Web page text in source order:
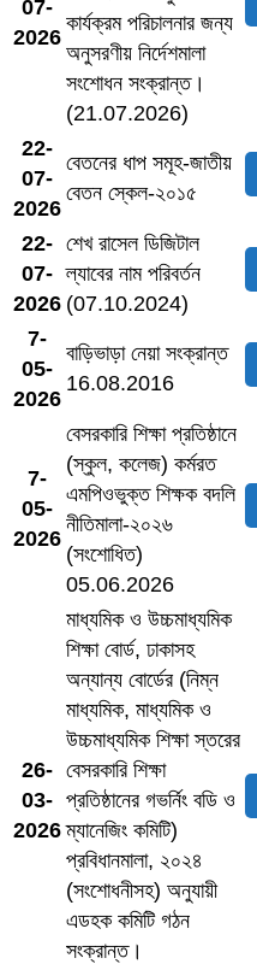
07-
2026
কার্যক্রম পরিচালনার জন্য
অনুসরণীয় নির্দেশমালা
সংশোধন সংক্রান্ত।
(21.07.2026)
22-
07-
2026
বেতনের ধাপ সমূহ-জাতীয়
বেতন স্কেল-২০১৫
22-
07-
2026
শেখ রাসেল ডিজিটাল
ল্যাবের নাম পরিবর্তন
(07.10.2024)
7-
05-
2026
বাড়িভাড়া নেয়া সংক্রান্ত
16.08.2016
7-
05-
2026
বেসরকারি শিক্ষা প্রতিষ্ঠানে
(স্কুল, কলেজ) কর্মরত
এমপিওভুক্ত শিক্ষক বদলি
নীতিমালা-২০২৬
(সংশোধিত)
05.06.2026
26-
03-
2026
মাধ্যমিক ও উচ্চমাধ্যমিক
শিক্ষা বোর্ড, ঢাকাসহ
অন্যান্য বোর্ডের (নিম্ন
মাধ্যমিক, মাধ্যমিক ও
উচ্চমাধ্যমিক শিক্ষা স্তরের
বেসরকারি শিক্ষা
প্রতিষ্ঠানের গভর্নিং বডি ও
ম্যানেজিং কমিটি)
প্রবিধানমালা, ২০২৪
(সংশোধনীসহ) অনুযায়ী
এডহক কমিটি গঠন
সংক্রান্ত।